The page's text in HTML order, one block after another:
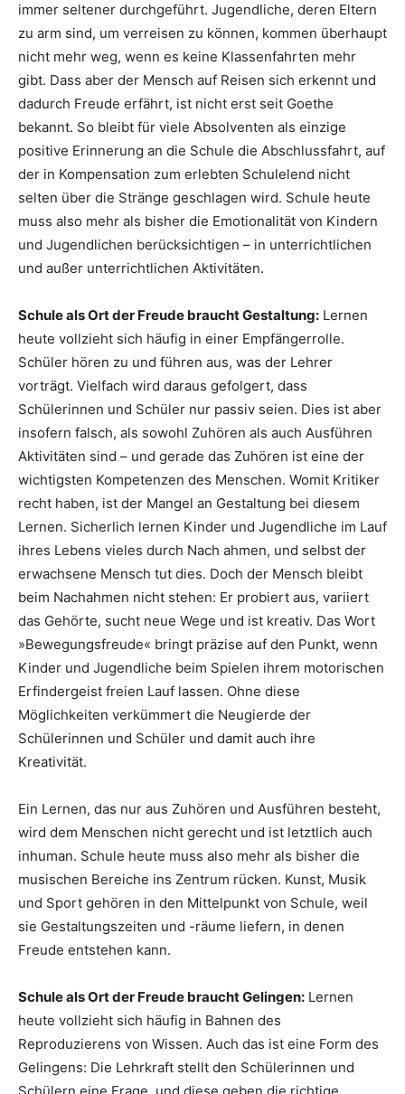
immer seltener durchgeführt. Jugendliche, deren Eltern
zu arm sind, um verreisen zu können, kommen überhaupt
nicht mehr weg, wenn es keine Klassenfahrten mehr
gibt. Dass aber der Mensch auf Reisen sich erkennt und
dadurch Freude erfährt, ist nicht erst seit Goethe
bekannt. So bleibt für viele Absolventen als einzige
positive Erinnerung an die Schule die Abschlussfahrt, auf
der in Kompensation zum erlebten Schulelend nicht
selten über die Stränge geschlagen wird. Schule heute
muss also mehr als bisher die Emotionalität von Kindern
und Jugendlichen berücksichtigen – in unterrichtlichen
und außer unterrichtlichen Aktivitäten.
Schule als Ort der Freude braucht Gestaltung: Lernen
heute vollzieht sich häufig in einer Empfängerrolle.
Schüler hören zu und führen aus, was der Lehrer
vorträgt. Vielfach wird daraus gefolgert, dass
Schülerinnen und Schüler nur passiv seien. Dies ist aber
insofern falsch, als sowohl Zuhören als auch Ausführen
Aktivitäten sind – und gerade das Zuhören ist eine der
wichtigsten Kompetenzen des Menschen. Womit Kritiker
recht haben, ist der Mangel an Gestaltung bei diesem
Lernen. Sicherlich lernen Kinder und Jugendliche im Lauf
ihres Lebens vieles durch Nach ahmen, und selbst der
erwachsene Mensch tut dies. Doch der Mensch bleibt
beim Nachahmen nicht stehen: Er probiert aus, variiert
das Gehörte, sucht neue Wege und ist kreativ. Das Wort
»Bewegungsfreude« bringt präzise auf den Punkt, wenn
Kinder und Jugendliche beim Spielen ihrem motorischen
Erfindergeist freien Lauf lassen. Ohne diese
Möglichkeiten verkümmert die Neugierde der
Schülerinnen und Schüler und damit auch ihre
Kreativität.
Ein Lernen, das nur aus Zuhören und Ausführen besteht,
wird dem Menschen nicht gerecht und ist letztlich auch
inhuman. Schule heute muss also mehr als bisher die
musischen Bereiche ins Zentrum rücken. Kunst, Musik
und Sport gehören in den Mittelpunkt von Schule, weil
sie Gestaltungszeiten und -räume liefern, in denen
Freude entstehen kann.
Schule als Ort der Freude braucht Gelingen: Lernen
heute vollzieht sich häufig in Bahnen des
Reproduzierens von Wissen. Auch das ist eine Form des
Gelingens: Die Lehrkraft stellt den Schülerinnen und